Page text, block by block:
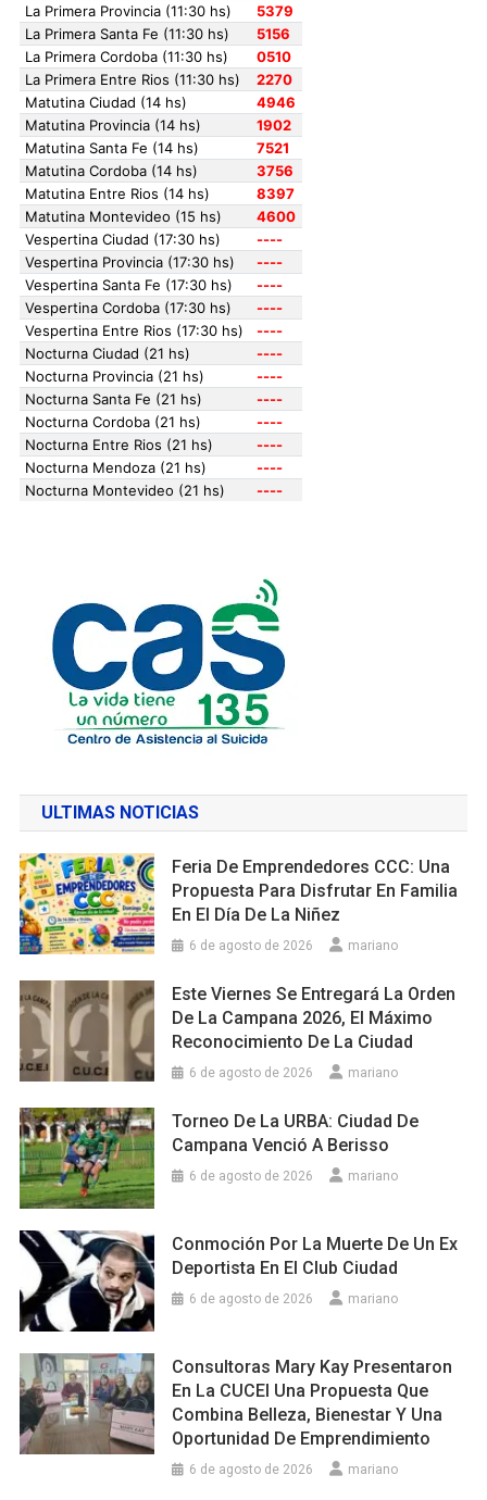
ULTIMAS NOTICIAS
Feria De Emprendedores CCC: Una
Propuesta Para Disfrutar En Familia
En El Día De La Niñez
6 de agosto de 2026 mariano
Este Viernes Se Entregará La Orden
De La Campana 2026, El Máximo
Reconocimiento De La Ciudad
6 de agosto de 2026 mariano
Torneo De La URBA: Ciudad De
Campana Venció A Berisso
6 de agosto de 2026 mariano
Conmoción Por La Muerte De Un Ex
Deportista En El Club Ciudad
6 de agosto de 2026 mariano
Consultoras Mary Kay Presentaron
En La CUCEI Una Propuesta Que
Combina Belleza, Bienestar Y Una
Oportunidad De Emprendimiento
6 de agosto de 2026 mariano